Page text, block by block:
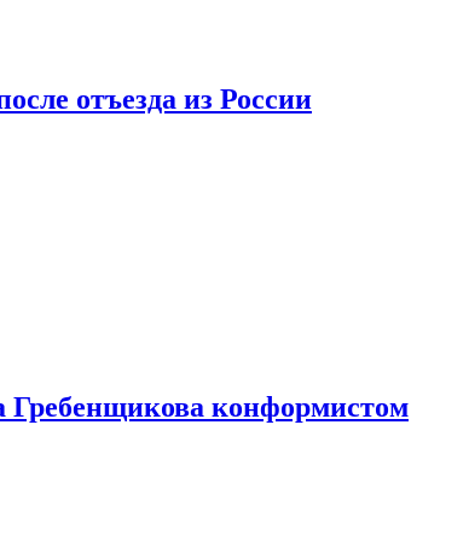
отъезда из России
конформистом